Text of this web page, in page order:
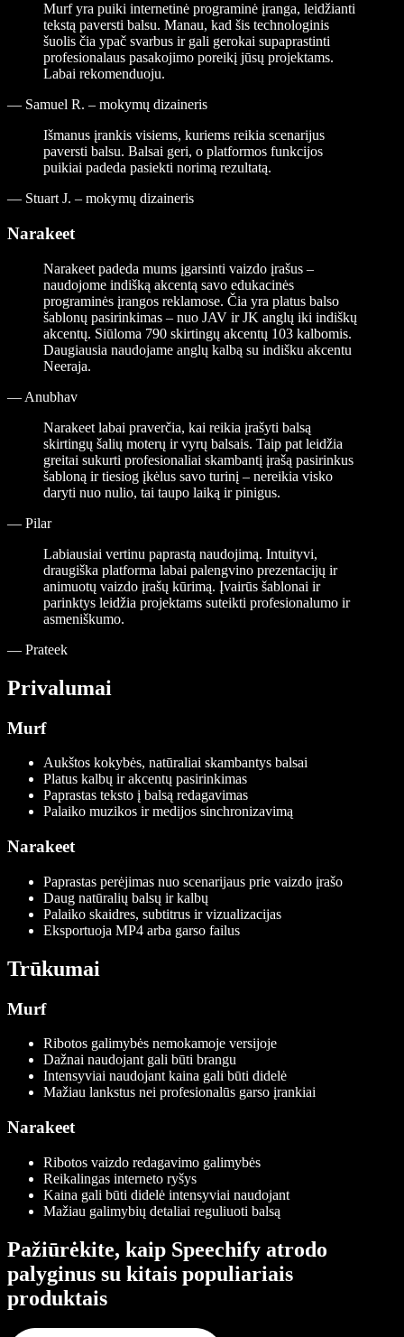
Murf yra puiki internetinė programinė įranga, leidžianti
tekstą paversti balsu. Manau, kad šis technologinis
šuolis čia ypač svarbus ir gali gerokai supaprastinti
profesionalaus pasakojimo poreikį jūsų projektams.
Labai rekomenduoju.
— Samuel R. – mokymų dizaineris
Išmanus įrankis visiems, kuriems reikia scenarijus
paversti balsu. Balsai geri, o platformos funkcijos
puikiai padeda pasiekti norimą rezultatą.
— Stuart J. – mokymų dizaineris
Narakeet
Narakeet padeda mums įgarsinti vaizdo įrašus –
naudojome indišką akcentą savo edukacinės
programinės įrangos reklamose. Čia yra platus balso
šablonų pasirinkimas – nuo JAV ir JK anglų iki indiškų
akcentų. Siūloma 790 skirtingų akcentų 103 kalbomis.
Daugiausia naudojame anglų kalbą su indišku akcentu
Neeraja.
— Anubhav
Narakeet labai praverčia, kai reikia įrašyti balsą
skirtingų šalių moterų ir vyrų balsais. Taip pat leidžia
greitai sukurti profesionaliai skambantį įrašą pasirinkus
šabloną ir tiesiog įkėlus savo turinį – nereikia visko
daryti nuo nulio, tai taupo laiką ir pinigus.
— Pilar
Labiausiai vertinu paprastą naudojimą. Intuityvi,
draugiška platforma labai palengvino prezentacijų ir
animuotų vaizdo įrašų kūrimą. Įvairūs šablonai ir
parinktys leidžia projektams suteikti profesionalumo ir
asmeniškumo.
— Prateek
Privalumai
Murf
Aukštos kokybės, natūraliai skambantys balsai
Platus kalbų ir akcentų pasirinkimas
Paprastas teksto į balsą redagavimas
Palaiko muzikos ir medijos sinchronizavimą
Narakeet
Paprastas perėjimas nuo scenarijaus prie vaizdo įrašo
Daug natūralių balsų ir kalbų
Palaiko skaidres, subtitrus ir vizualizacijas
Eksportuoja MP4 arba garso failus
Trūkumai
Murf
Ribotos galimybės nemokamoje versijoje
Dažnai naudojant gali būti brangu
Intensyviai naudojant kaina gali būti didelė
Mažiau lankstus nei profesionalūs garso įrankiai
Narakeet
Ribotos vaizdo redagavimo galimybės
Reikalingas interneto ryšys
Kaina gali būti didelė intensyviai naudojant
Mažiau galimybių detaliai reguliuoti balsą
Pažiūrėkite, kaip Speechify atrodo
palyginus su kitais populiariais
produktais